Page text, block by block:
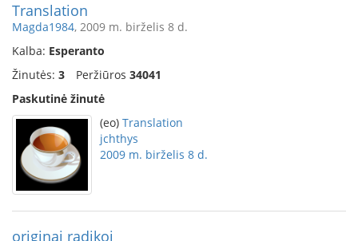
Translation
Magda1984, 2009 m. birželis 8 d.
Kalba: Esperanto
Žinutės: 3 Peržiūros 34041
Paskutinė žinutė
(eo) Translation
jchthys
2009 m. birželis 8 d.
originaj radikoj